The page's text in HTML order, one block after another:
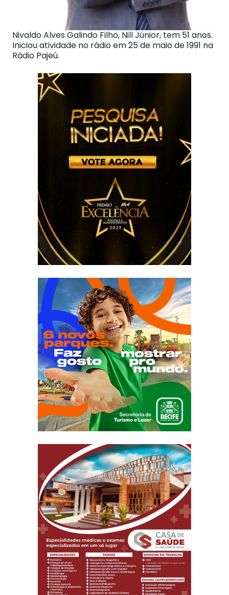
Nivaldo Alves Galindo Filho, Nill Júnior, tem 51 anos.
Iniciou atividade no rádio em 25 de maio de 1991 na
Rádio Pajeú.